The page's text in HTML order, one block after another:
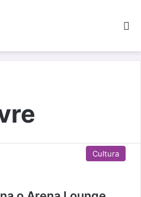
Cultura